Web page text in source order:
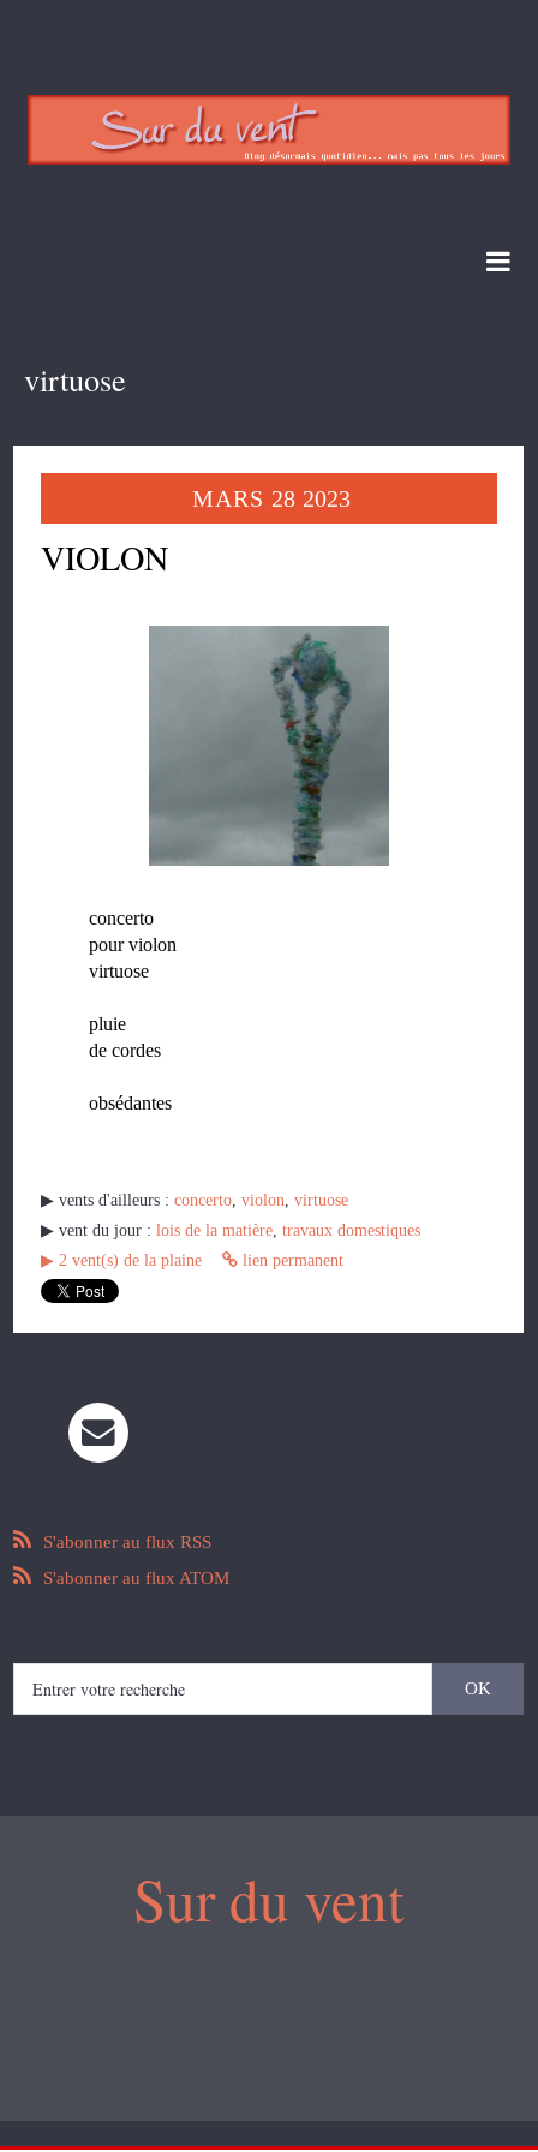
virtuose
MARS 28 2023
VIOLON
concerto
pour violon
virtuose
pluie
de cordes
obsédantes
▶︎ vents d'ailleurs :concerto,violon,virtuose
▶︎ vent du jour :lois de la matière,travaux domestiques
▶︎ 2 vent(s) de la plaine lien permanent
S'abonner au flux RSS
S'abonner au flux ATOM
Sur du vent